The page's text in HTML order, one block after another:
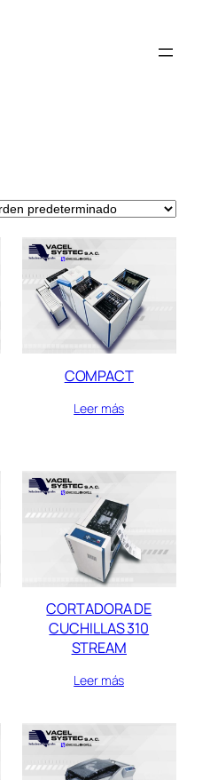
COMPACT
Leer más
CORTADORA DE
CUCHILLAS 310
STREAM
Leer más